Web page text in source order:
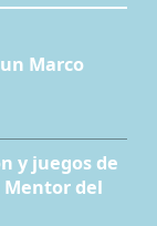
Marco
y juegos de
del